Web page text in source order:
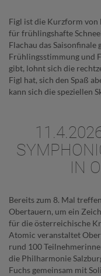
Figl ist die Kurzform
für frühlingshafte
Flachau das
Frühlingsstimmung und
gibt, lohnt sich die
Figl hat, sich den Spaß
kann sich die speziellen
IN
Bereits zum 8. Mal
Obertauern, um ein
für die österreichische
Atomic veranstaltet
rund 100
die Philharmonie
Fuchs gemeinsam mit